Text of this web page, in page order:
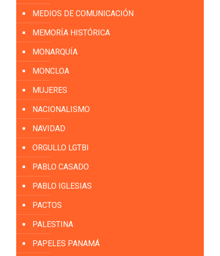
MEDIOS DE COMUNICACIÓN
MEMORÍA HISTÓRICA
MONARQUÍA
MONCLOA
MUJERES
NACIONALISMO
NAVIDAD
ORGULLO LGTBI
PABLO CASADO
PABLO IGLESIAS
PACTOS
PALESTINA
PAPELES PANAMÁ